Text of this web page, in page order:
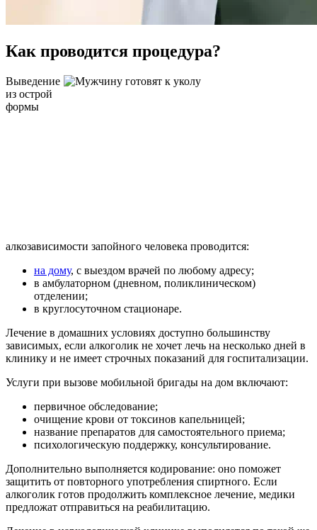
Как проводится процедура?
Выведение
из острой
формы
алкозависимости запойного человека проводится:
на дому, с выездом врачей по любому адресу;
в амбулаторном (дневном, поликлиническом)
отделении;
в круглосуточном стационаре.
Лечение в домашних условиях доступно большинству
зависимых, если алкоголик не хочет лечь на несколько дней в
клинику и не имеет строчных показаний для госпитализации.
Услуги при вызове мобильной бригады на дом включают:
первичное обследование;
очищение крови от токсинов капельницей;
название препаратов для самостоятельного приема;
психологическую поддержку, консультирование.
Дополнительно выполняется кодирование: оно поможет
защитить от повторного употребления спиртного. Если
алкоголик готов продолжить комплексное лечение, медики
предложат отправиться на реабилитацию.